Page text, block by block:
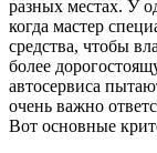
разных местах. У
когда мастер
средства, чтобы
более
автосервиса
очень важно
Вот основные